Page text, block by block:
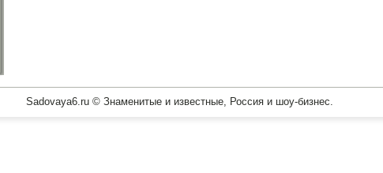
Sadovaya6.ru © Знаменитые и известные, Россия и шоу-бизнес.